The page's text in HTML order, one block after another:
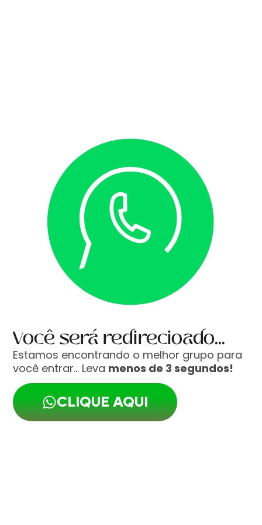
Você será redirecioado...
Estamos encontrando o melhor grupo para
você entrar… Leva menos de 3 segundos!
CLIQUE AQUI